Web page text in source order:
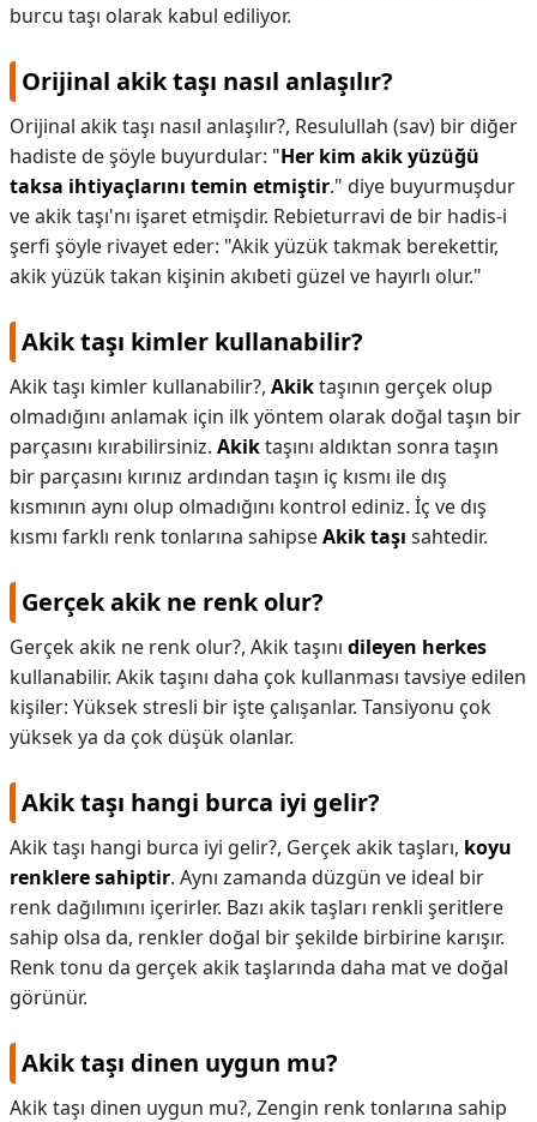
burcu taşı olarak kabul ediliyor.
Orijinal akik taşı nasıl anlaşılır?
Orijinal akik taşı nasıl anlaşılır?, Resulullah (sav) bir diğer
hadiste de şöyle buyurdular: "Her kim akik yüzüğü
taksa ihtiyaçlarını temin etmiştir." diye buyurmuşdur
ve akik taşı'nı işaret etmişdir. Rebieturravi de bir hadis-i
şerfi şöyle rivayet eder: "Akik yüzük takmak berekettir,
akik yüzük takan kişinin akıbeti güzel ve hayırlı olur."
Akik taşı kimler kullanabilir?
Akik taşı kimler kullanabilir?, Akiktaşının gerçek olup
olmadığını anlamak için ilk yöntem olarak doğal taşın bir
parçasını kırabilirsiniz. Akiktaşını aldıktan sonra taşın
bir parçasını kırınız ardından taşın iç kısmı ile dış
kısmının aynı olup olmadığını kontrol ediniz. İç ve dış
kısmı farklı renk tonlarına sahipseAkik taşı sahtedir.
Gerçek akik ne renk olur?
Gerçek akik ne renk olur?, Akik taşını dileyen herkes
kullanabilir. Akik taşını daha çok kullanması tavsiye edilen
kişiler: Yüksek stresli bir işte çalışanlar. Tansiyonu çok
yüksek ya da çok düşük olanlar.
Akik taşı hangi burca iyi gelir?
Akik taşı hangi burca iyi gelir?, Gerçek akik taşları, koyu
renklere sahiptir. Aynı zamanda düzgün ve ideal bir
renk dağılımını içerirler. Bazı akik taşları renkli şeritlere
sahip olsa da, renkler doğal bir şekilde birbirine karışır.
Renk tonu da gerçek akik taşlarında daha mat ve doğal
görünür.
Akik taşı dinen uygun mu?
Akik taşı dinen uygun mu?, Zengin renk tonlarına sahip